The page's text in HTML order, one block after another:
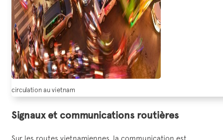
circulation au vietnam
Signaux et communications routières
Sur les routes vietnamiennes, la communication est